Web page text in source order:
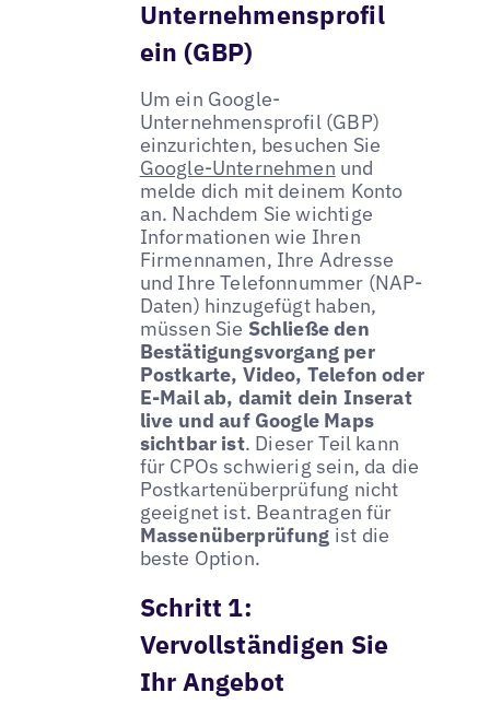
Unternehmensprofil
ein (GBP)
Um ein Google-
Unternehmensprofil (GBP)
einzurichten, besuchen Sie
Google-Unternehmen und
melde dich mit deinem Konto
an. Nachdem Sie wichtige
Informationen wie Ihren
Firmennamen, Ihre Adresse
und Ihre Telefonnummer (NAP-
Daten) hinzugefügt haben,
müssen Sie Schließe den
Bestätigungsvorgang per
Postkarte, Video, Telefon oder
E-Mail ab, damit dein Inserat
live und auf Google Maps
sichtbar ist. Dieser Teil kann
für CPOs schwierig sein, da die
Postkartenüberprüfung nicht
geeignet ist. Beantragen für
Massenüberprüfung ist die
beste Option.
Schritt 1:
Vervollständigen Sie
Ihr Angebot